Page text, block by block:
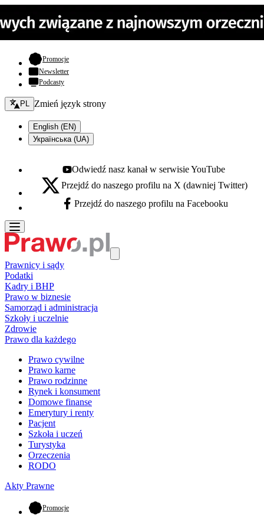
Promocje- otwiera się w nowej karcie
Newsletter
Podcasty
Zmień język - bieżący:
PL Zmień język strony
English (EN)
Українська (UA)
Youtube - otwiera się w nowej karcie
Odwiedź nasz kanał w serwisie YouTube
X - otwiera się w nowej karcie
Przejdź do naszego profilu na X (dawniej Twitter)
Facebook - otwiera się w nowej karcie
Przejdź do naszego profilu na Facebooku
Prawnicy i sądy
Podatki
Kadry i BHP
Prawo w biznesie
Samorząd i administracja
Szkoły i uczelnie
Zdrowie
Prawo dla każdego
Prawo cywilne
Prawo karne
Prawo rodzinne
Rynek i konsument
Domowe finanse
Emerytury i renty
Pacjent
Szkoła i uczeń
Turystyka
Orzeczenia
RODO
Akty Prawne
Promocje- otwiera się w nowej karcie